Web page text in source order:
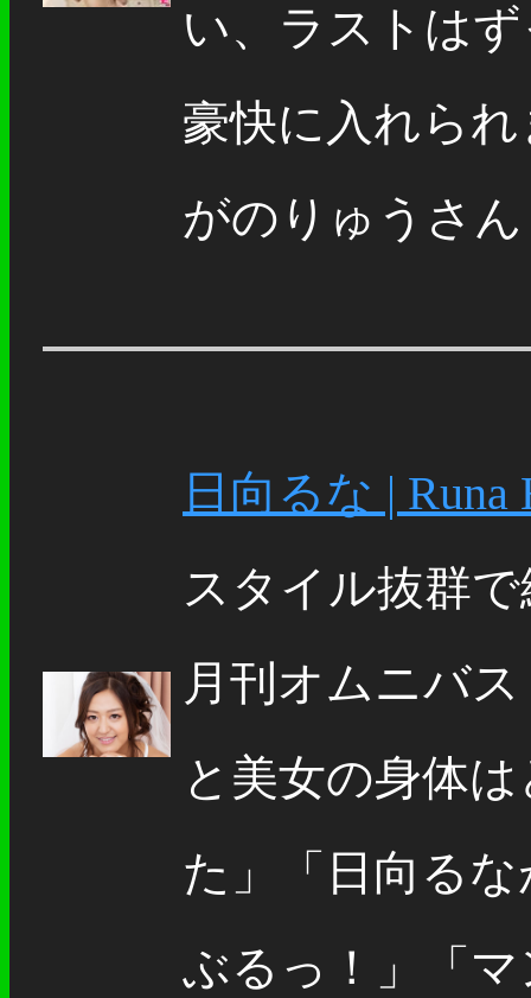
い、ラストは
豪快に入れら
がのりゅうさ
日向るな | Runa
スタイル抜群
月刊オムニバ
と美女の身体
た」「日向る
ぶるっ！」「